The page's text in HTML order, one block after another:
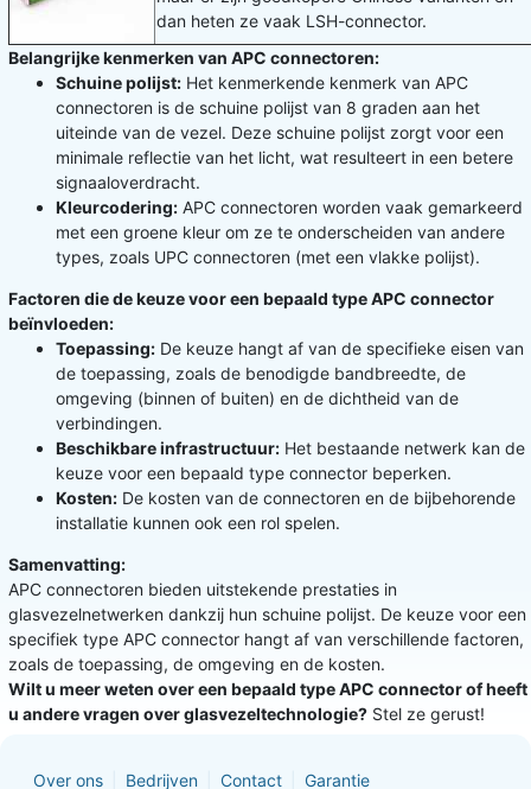
dan heten ze vaak LSH-connector.
Belangrijke kenmerken van APC connectoren:
Schuine polijst: Het kenmerkende kenmerk van APC
connectoren is de schuine polijst van 8 graden aan het
uiteinde van de vezel. Deze schuine polijst zorgt voor een
minimale reflectie van het licht, wat resulteert in een betere
signaaloverdracht.
Kleurcodering: APC connectoren worden vaak gemarkeerd
met een groene kleur om ze te onderscheiden van andere
types, zoals UPC connectoren (met een vlakke polijst).
Factoren die de keuze voor een bepaald type APC connector
beïnvloeden:
Toepassing: De keuze hangt af van de specifieke eisen van
de toepassing, zoals de benodigde bandbreedte, de
omgeving (binnen of buiten) en de dichtheid van de
verbindingen.
Beschikbare infrastructuur: Het bestaande netwerk kan de
keuze voor een bepaald type connector beperken.
Kosten: De kosten van de connectoren en de bijbehorende
installatie kunnen ook een rol spelen.
Samenvatting:
APC connectoren bieden uitstekende prestaties in
glasvezelnetwerken dankzij hun schuine polijst. De keuze voor een
specifiek type APC connector hangt af van verschillende factoren,
zoals de toepassing, de omgeving en de kosten.
Wilt u meer weten over een bepaald type APC connector of heeft
u andere vragen over glasvezeltechnologie? Stel ze gerust!
Over ons Bedrijven Contact Garantie